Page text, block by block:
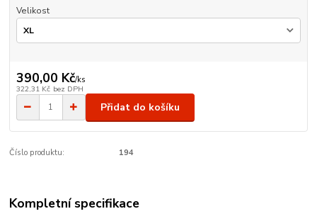
Velikost
390,00 Kč/ks
322,31 Kč bez DPH
Přidat do košíku
Číslo produktu: 194
Kompletní specifikace